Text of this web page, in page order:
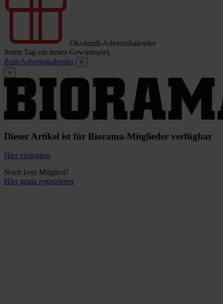
Ökofundi-Adventskalender
Jeden Tag ein neues Gewinnspiel.
Zum Adventskalender
×
×
Dieser Artikel ist für Biorama-Mitglieder verfügbar
Hier einloggen
Noch kein Mitglied?
Hier gratis registrieren